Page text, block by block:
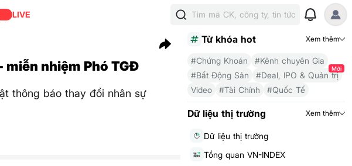
LIVE Tìm mã CK, công ty, tin tức
miễn nhiệm Phó TGĐ
thông báo thay đổi nhân sự
Từ khóa hot Xem thêm
#Chứng Khoán
#Kênh chuyên Gia
#Bất Động Sản
#Deal, IPO & Quản trị
Mới
Video #Tài Chính #Quốc Tế
Dữ liệu thị trường Xem thêm
Dữ liệu thị trường
Tổng quan VN-INDEX